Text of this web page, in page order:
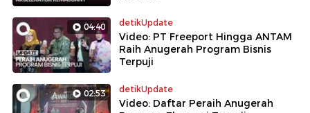
04:40 detikUpdate
Video: PT Freeport Hingga ANTAM
Raih Anugerah Program Bisnis
Terpuji
02:53 detikUpdate
Video: Daftar Peraih Anugerah